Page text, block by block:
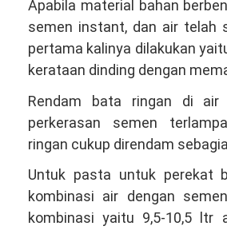
Apabila material bahan
semen instant, dan air telah
pertama kalinya dilakukan
kerataan dinding dengan
Rendam bata ringan di air
perkerasan semen
ringan cukup direndam
Untuk pasta untuk perekat
kombinasi air dengan
kombinasi yaitu 9,5-10,5 ltr